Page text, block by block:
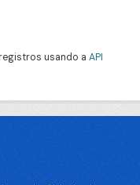
usando a API